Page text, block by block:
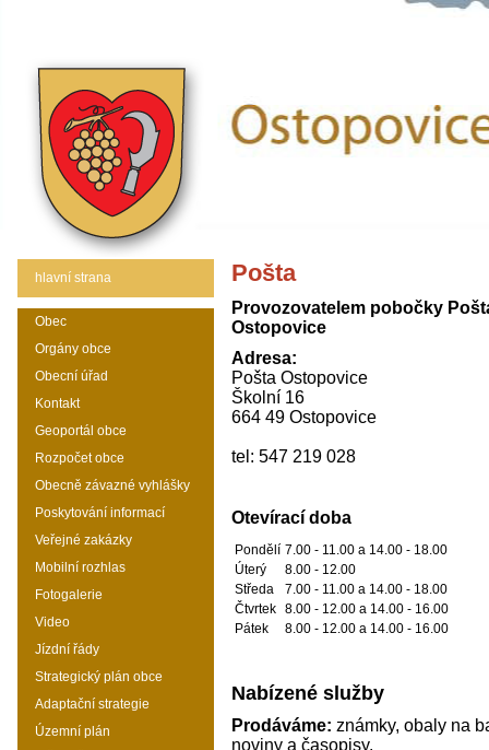
hlavní strana
Obec
Orgány obce
Obecní úřad
Kontakt
Geoportál obce
Rozpočet obce
Obecně závazné vyhlášky
Poskytování informací
Veřejné zakázky
Mobilní rozhlas
Fotogalerie
Video
Jízdní řády
Strategický plán obce
Adaptační strategie
Územní plán
Pošta
Provozovatelem pobočky
Ostopovice
Adresa:
Pošta Ostopovice
Školní 16
664 49 Ostopovice
tel: 547 219 028
Otevírací doba
Pondělí 7.00 - 11.00 a 14.00 - 18.00
Úterý
8.00 - 12.00
Středa
7.00 - 11.00 a 14.00 - 18.00
Čtvrtek 8.00 - 12.00 a 14.00 - 16.00
Pátek
8.00 - 12.00 a 14.00 - 16.00
Nabízené služby
Prodáváme: známky, obaly na
noviny a časopisy.